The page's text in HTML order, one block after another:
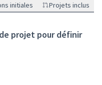
initiales Projets inclus
projet pour définir